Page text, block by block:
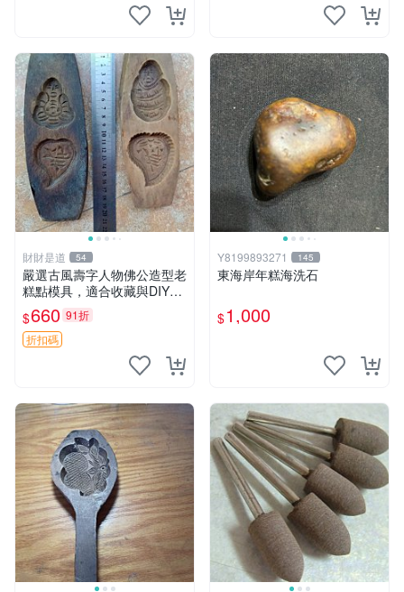
財財是道 54
嚴選古風壽字人物佛公造型老
糕點模具，適合收藏與DIY創
作 餐桌用品 壽宴喜慶
$660 91折
折扣碼
Y8199893271 145
東海岸年糕海洗石
$1,000